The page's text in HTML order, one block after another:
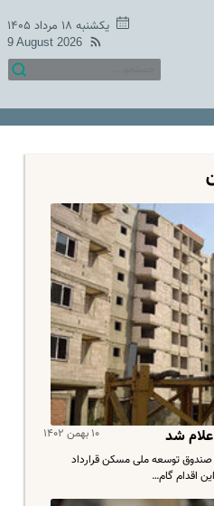
یکشنبه ۱۸ مرداد ۱۴۰۵
9 August 2026
۱۰ بهمن ۱۴۰۲ شد
توسعه ملی مسکن قرارداد